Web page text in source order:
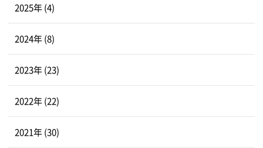
2025年 (4)
2024年 (8)
2023年 (23)
2022年 (22)
2021年 (30)